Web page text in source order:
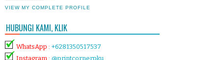
VIEW MY COMPLETE PROFILE
HUBUNGI KAMI, KLIK
WhatsApp : +6281350517537
Instagram : @printcornerpku